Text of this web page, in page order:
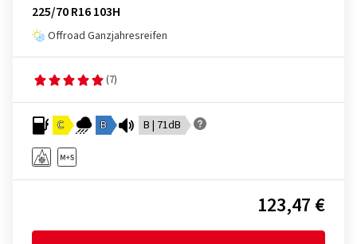
225/70 R16 103H
Offroad Ganzjahresreifen
(7)
C B B | 71dB
123,47 €